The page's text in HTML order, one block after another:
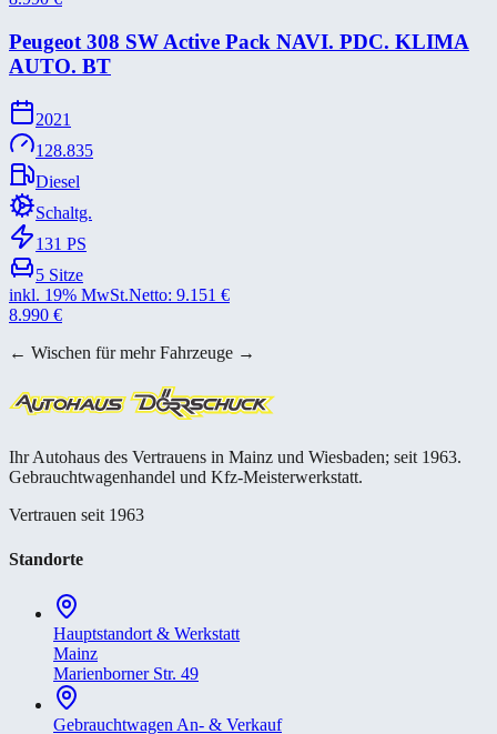
Peugeot 308 SW Active Pack NAVI. PDC. KLIMA
AUTO. BT
2021
128.835
Diesel
Schaltg.
131 PS
5 Sitze
inkl. 19% MwSt.Netto: 9.151 €
8.990 €
← Wischen für mehr Fahrzeuge →
Ihr Autohaus des Vertrauens in Mainz und Wiesbaden; seit 1963.
Gebrauchtwagenhandel und Kfz-Meisterwerkstatt.
Vertrauen seit 1963
Standorte
Hauptstandort & Werkstatt
Mainz
Marienborner Str. 49
Gebrauchtwagen An- & Verkauf